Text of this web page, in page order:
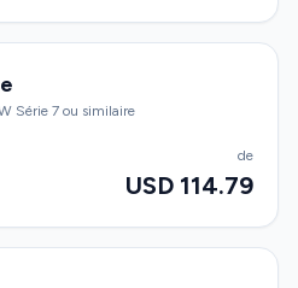
Série 7 ou similaire
de
USD 114.79